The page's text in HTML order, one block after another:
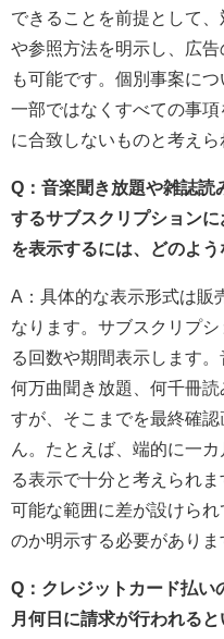
できることを前提として
や参照方法を明示し、広
も可能です。個別事案に
一部ではなくすべての事
に合致しないものと考えら
Q：音楽聞き放題や雑誌読
するサブスクリプション
を表示するには、どのよ
A：具体的な表示形式は販
なります。サブスクリプ
る回数や期間表示します
何万曲聞き放題、何千冊
すが、そこまでを最終確
ん。たとえば、端的に一
る表示で十分と考えられ
可能な範囲に差が設けら
のか明示する必要がありま
Q：クレジットカード払い
月何日に請求が行われる